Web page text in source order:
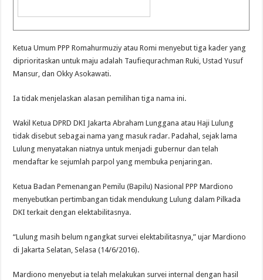
Ketua Umum PPP Romahurmuziy atau Romi menyebut tiga kader yang
diprioritaskan untuk maju adalah Taufiequrachman Ruki, Ustad Yusuf
Mansur, dan Okky Asokawati.
Ia tidak menjelaskan alasan pemilihan tiga nama ini.
Wakil Ketua DPRD DKI Jakarta Abraham Lunggana atau Haji Lulung
tidak disebut sebagai nama yang masuk radar. Padahal, sejak lama
Lulung menyatakan niatnya untuk menjadi gubernur dan telah
mendaftar ke sejumlah parpol yang membuka penjaringan.
Ketua Badan Pemenangan Pemilu (Bapilu) Nasional PPP Mardiono
menyebutkan pertimbangan tidak mendukung Lulung dalam Pilkada
DKI terkait dengan elektabilitasnya.
“Lulung masih belum ngangkat survei elektabilitasnya,” ujar Mardiono
di Jakarta Selatan, Selasa (14/6/2016).
Mardiono menyebut ia telah melakukan survei internal dengan hasil